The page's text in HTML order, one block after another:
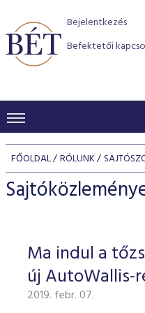
Bejelentkezés
Befektetői
KERESKEDÉSI ADATOK
INDEXEK
Jelzáloglevél
Vállalati kötvény
Azonnali Piac
Részvények
Származékos piac
BEFEKTETŐK
Részvény szekció
Hitelpapír szekció
BÉT szabályzatok
Befektetővédelem
Alkalmazott díjstruktúra
Elszámolás
Részvény és vállalati
program
BÉT Xtend -
TŐZSDETAGOK
Tőzsdetagok,
VENDOROK
FŐOLDAL RÓLUNK
Ma indul a
új AutoWallis-
2019. febr. 07.